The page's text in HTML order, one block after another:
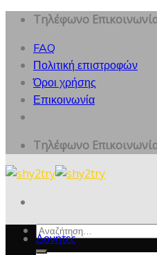
Skip
content
Τηλέφωνο
FAQ
Πολιτική επιστροφών
Όροι χρήσης
Επικοινωνία
Τηλέφωνο
Αναζήτηση
για:
Δονητες